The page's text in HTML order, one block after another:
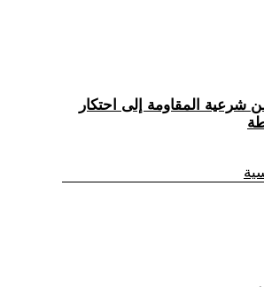
شرعية المقاومة إلى احتكار